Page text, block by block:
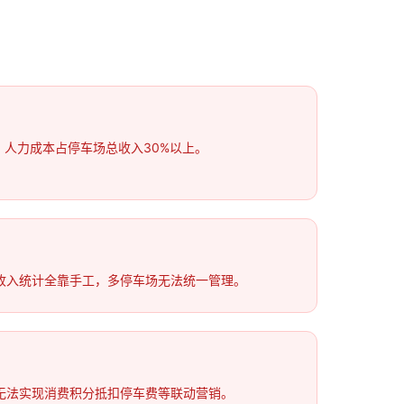
力成本占停车场总收入30%以上。
统计全靠手工，多停车场无法统一管理。
实现消费积分抵扣停车费等联动营销。